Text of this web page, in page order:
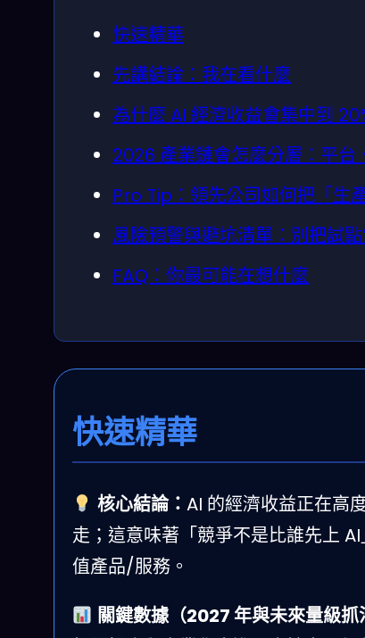
快速精華
先講結論：我在看什麼
為什麼 AI 經濟收益會集中到
2026 產業鏈會怎麼分層：平台
Pro Tip：領先公司如何把「生
風險預警與避坑清單：別把試
FAQ：你最可能在想什麼
快速精華
核心結論： AI 的經濟收益正在高
走；這意味著「競爭不是比誰先上
值產品/服務。
關鍵數據（2027 年與未來量級抓